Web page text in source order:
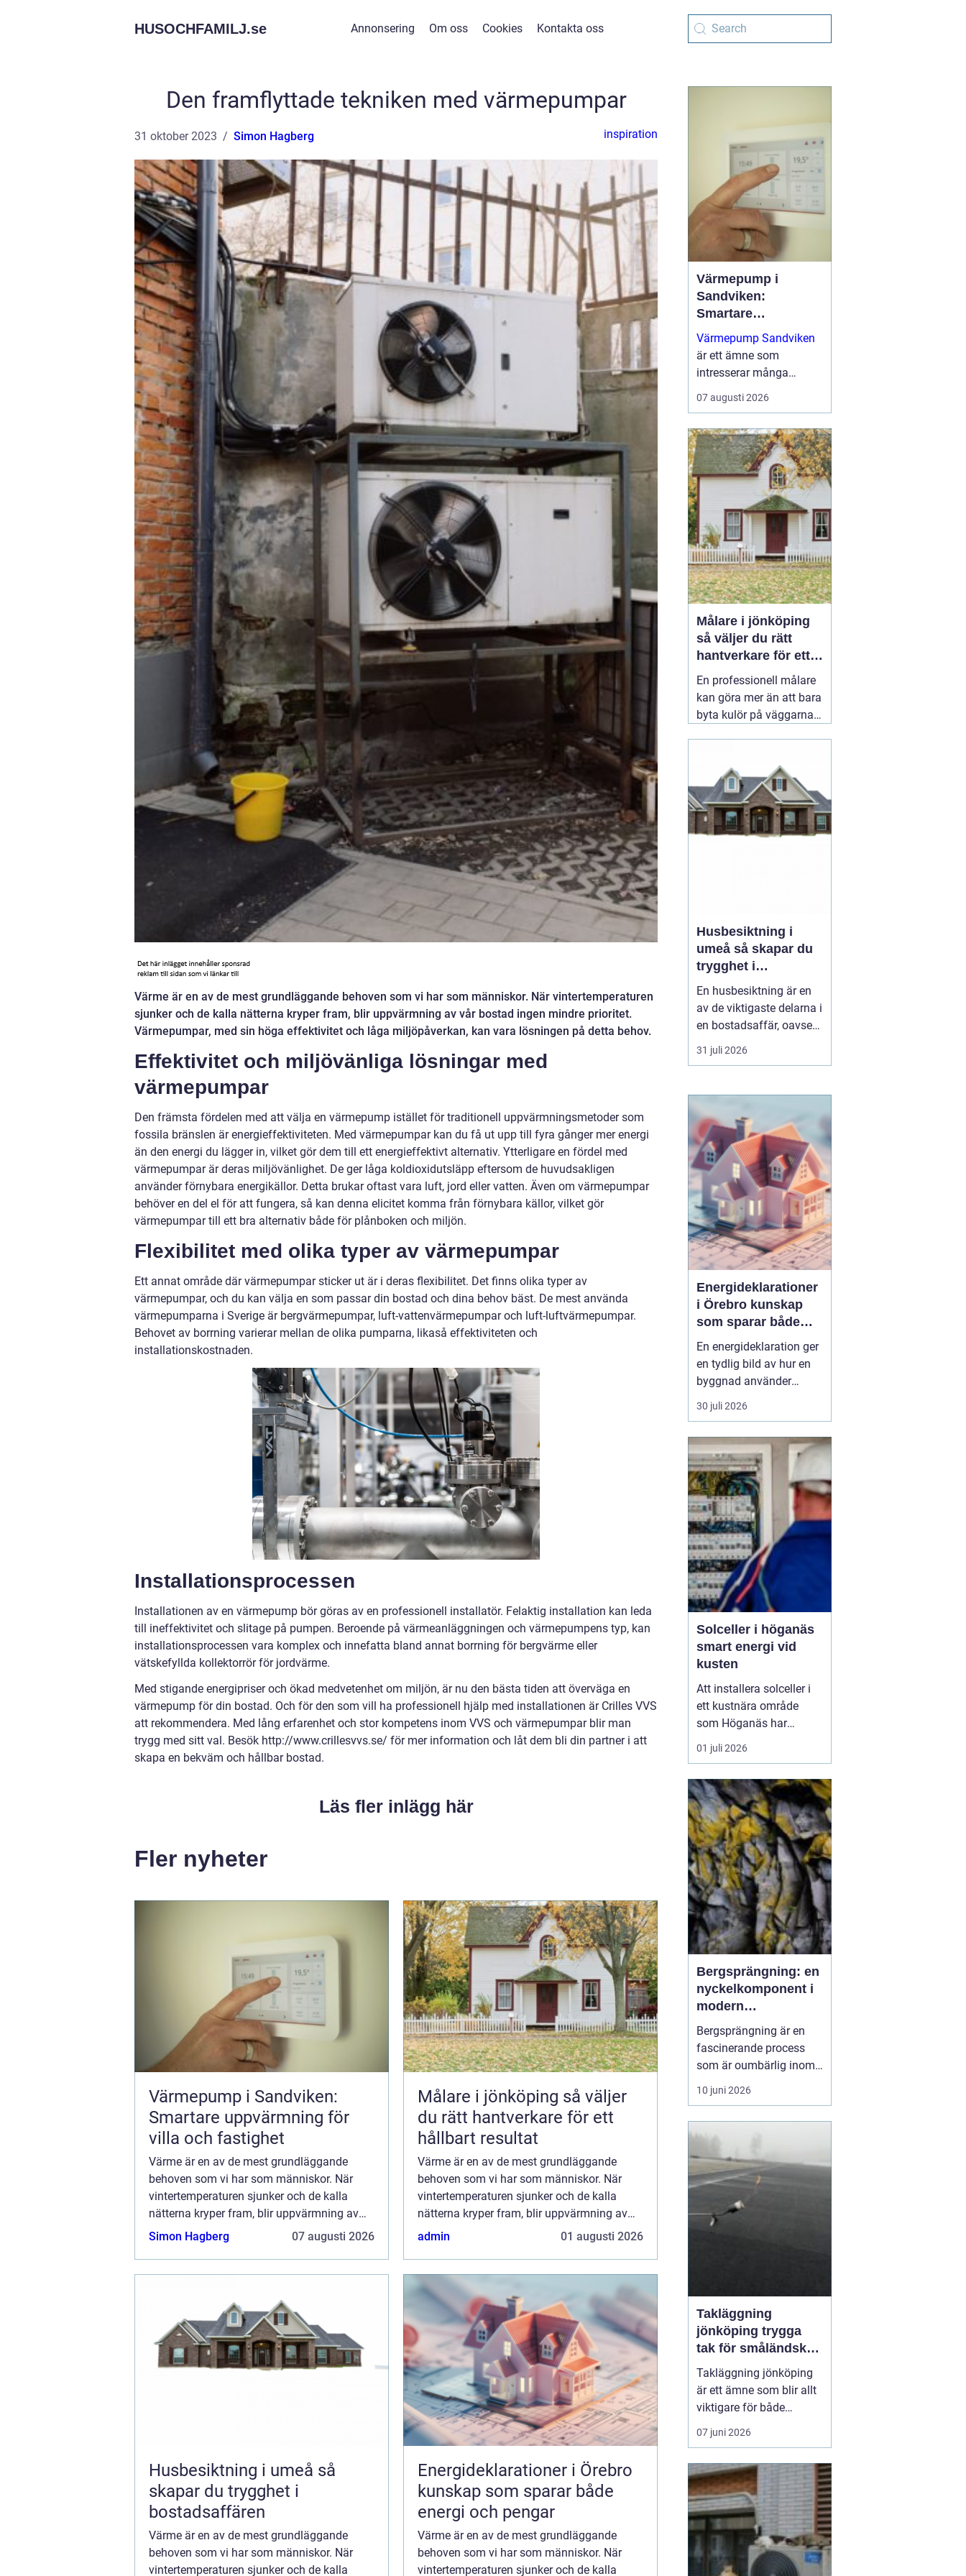
HUSOCHFAMILJ.se Annonsering Om oss Cookies Kontakta oss
Den framflyttade tekniken med värmepumpar
31 oktober 2023 Simon Hagberg inspiration
Värme är en av de mest grundläggande behoven som vi har som människor. När vintertemperaturen
sjunker och de kalla nätterna kryper fram, blir uppvärmning av vår bostad ingen mindre prioritet.
Värmepumpar, med sin höga effektivitet och låga miljöpåverkan, kan vara lösningen på detta behov.
Effektivitet och miljövänliga lösningar med
värmepumpar
Den främsta fördelen med att välja en värmepump istället för traditionell uppvärmningsmetoder som
fossila bränslen är energieffektiviteten. Med värmepumpar kan du få ut upp till fyra gånger mer energi
än den energi du lägger in, vilket gör dem till ett energieffektivt alternativ. Ytterligare en fördel med
värmepumpar är deras miljövänlighet. De ger låga koldioxidutsläpp eftersom de huvudsakligen
använder förnybara energikällor. Detta brukar oftast vara luft, jord eller vatten. Även om värmepumpar
behöver en del el för att fungera, så kan denna elicitet komma från förnybara källor, vilket gör
värmepumpar till ett bra alternativ både för plånboken och miljön.
Flexibilitet med olika typer av värmepumpar
Ett annat område där värmepumpar sticker ut är i deras flexibilitet. Det finns olika typer av
värmepumpar, och du kan välja en som passar din bostad och dina behov bäst. De mest använda
värmepumparna i Sverige är bergvärmepumpar, luft-vattenvärmepumpar och luft-luftvärmepumpar.
Behovet av borrning varierar mellan de olika pumparna, likaså effektiviteten och
installationskostnaden.
Installationsprocessen
Installationen av en värmepump bör göras av en professionell installatör. Felaktig installation kan leda
till ineffektivitet och slitage på pumpen. Beroende på värmeanläggningen och värmepumpens typ, kan
installationsprocessen vara komplex och innefatta bland annat borrning för bergvärme eller
vätskefyllda kollektorrör för jordvärme.
Med stigande energipriser och ökad medvetenhet om miljön, är nu den bästa tiden att överväga en
värmepump för din bostad. Och för den som vill ha professionell hjälp med installationen är Crilles VVS
att rekommendera. Med lång erfarenhet och stor kompetens inom VVS och värmepumpar blir man
trygg med sitt val. Besök http://www.crillesvvs.se/ för mer information och låt dem bli din partner i att
skapa en bekväm och hållbar bostad.
Läs fler inlägg här
Fler nyheter
Värmepump i Sandviken:
Smartare uppvärmning för
villa och fastighet
Värme är en av de mest grundläggande
behoven som vi har som människor. När
vintertemperaturen sjunker och de kalla
nätterna kryper fram, blir uppvärmning av
vår bostad ingen mindre prioritet.
Simon Hagberg 07 augusti 2026
Målare i jönköping så väljer
du rätt hantverkare för ett
hållbart resultat
Värme är en av de mest grundläggande
behoven som vi har som människor. När
vintertemperaturen sjunker och de kalla
nätterna kryper fram, blir uppvärmning av
vår bostad ingen mindre prioritet.
admin 01 augusti 2026
Husbesiktning i umeå så
skapar du trygghet i
bostadsaffären
Värme är en av de mest grundläggande
behoven som vi har som människor. När
vintertemperaturen sjunker och de kalla
Energideklarationer i Örebro
kunskap som sparar både
energi och pengar
Värme är en av de mest grundläggande
behoven som vi har som människor. När
vintertemperaturen sjunker och de kalla
Värmepump i
Sandviken:
Smartare
uppvärmning för
villa och fastighet
Värmepump Sandviken
är ett ämne som
intresserar många
villaägare och
fastighetsägare som vill
uppvärmningskostnader
och få ett ...
07 augusti 2026
Målare i jönköping
så väljer du rätt
hantverkare för ett
hållbart resultat
En professionell målare
kan göra mer än att bara
byta kulör på väggarna.
slitage och fukt, lyfter
helhetsintrycket och kan
till och med höja värdet
på bostaden. När någon
letar efter01 augusti
Husbesiktning i
umeå så skapar du
trygghet i
bostadsaffären
En husbesiktning är en
av de viktigaste delarna i
en bostadsaffär, oavsett
om du köper eller säljer.
För den som bor i eller
inte bara om att följa
lagen och uppfylla
undersökningsplikten.
Det handlar lika mycket
om att förstå ...
31 juli 2026
Energideklarationer
i Örebro kunskap
som sparar både
energi och pengar
En energideklaration ger
en tydlig bild av hur en
byggnad använder
energi. Den visar hur
mycket energi som går
varmvatten och
fastighetsel, och vilka
åtgärder som kan göra
huset mer effektivt. I
Örebro, där klimatet
ställer krav ...
30 juli 2026
Solceller i höganäs
smart energi vid
kusten
Att installera solceller i
ett kustnära område
som Höganäs har
många fördelar. Du får
lägre elkostnader,
klimatpåverkan och gör
din fastighet mer
attraktiv. Samtidigt finns
det lokala
förutsättningar att ta
hänsyn till: vind, salt luft,
t...
01 juli 2026
Bergsprängning: en
nyckelkomponent i
modern
konstruktion
Bergsprängning är en
fascinerande process
som är oumbärlig inom
bygg- och
anläggningsindustrin.
kombination av teknik
bergstruktur, gör
bergsprängning det
möjligt att forma
landskap ...
10 juni 2026
Takläggning
jönköping trygga
tak för småländskt
väder
Takläggning jönköping
är ett ämne som blir allt
viktigare för både
villaägare och
fastighetsägare i
växlande regn, snö, is
och starka vindar ställer
höga krav på takets
konstruktion, materialval
och utförande. Ett
genomtänkt ta...
07 juni 2026